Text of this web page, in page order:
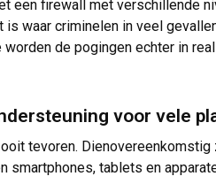
firewall met verschillende
waar criminelen in veel
de pogingen echter in
voor vele
tevoren.
smartphones, tablets en